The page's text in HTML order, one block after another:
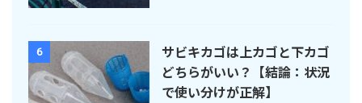
6
サビキカゴは上カゴと下カゴ
どちらがいい？【結論：状況
で使い分けが正解】